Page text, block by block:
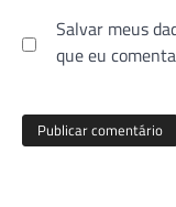
Salvar meus
que eu